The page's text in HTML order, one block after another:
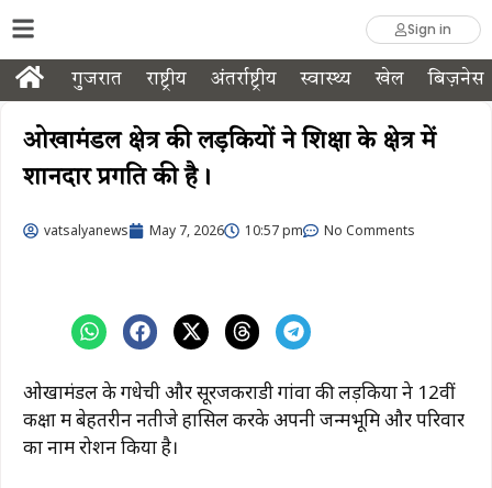
Sign in
गुजरात राष्ट्रीय अंतर्राष्ट्रीय स्वास्थ्य खेल बिज़नेस
ओखामंडल क्षेत्र की लड़कियों ने शिक्षा के क्षेत्र में
शानदार प्रगति की है।
vatsalyanews May 7, 2026 10:57 pm No Comments
ओखामंडल के गधेची और सूरजकराडी गांवों की लड़कियों ने 12वीं
कक्षा में बेहतरीन नतीजे हासिल करके अपनी जन्मभूमि और परिवार
का नाम रोशन किया है।